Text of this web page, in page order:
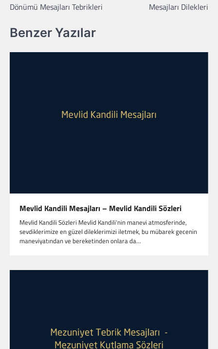
Dönümü Mesajları Tebrikleri
Mesajları Dilekleri
Benzer Yazılar
Mevlid Kandili Mesajları – Mevlid Kandili Sözleri
Mevlid Kandili Sözleri Mevlid Kandili‘nin manevi atmosferinde,
sevdiklerimize en güzel dileklerimizi iletmek, bu mübarek gecenin
maneviyatından ve bereketinden onlara da…